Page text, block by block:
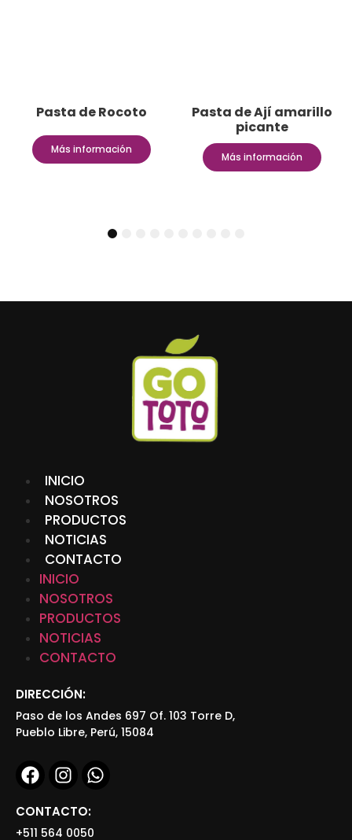
Pasta de Rocoto
Más información
Pasta de Ají amarillo
picante
Más información
4
INICIO
NOSOTROS
PRODUCTOS
NOTICIAS
CONTACTO
INICIO
NOSOTROS
PRODUCTOS
NOTICIAS
CONTACTO
DIRECCIÓN:
Paso de los Andes 697 Of. 103 Torre D,
Pueblo Libre, Perú, 15084
CONTACTO:
+511 564 0050